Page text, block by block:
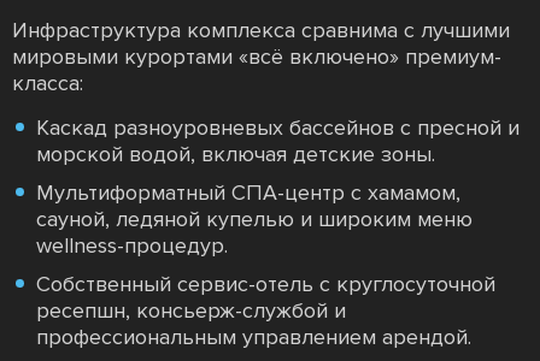
Инфраструктура комплекса сравнима с лучшими
мировыми курортами «всё включено» премиум-
класса:
Каскад разноуровневых бассейнов с пресной и
морской водой, включая детские зоны.
Мультиформатный СПА-центр с хамамом,
сауной, ледяной купелью и широким меню
wellness-процедур.
Собственный сервис-отель с круглосуточной
ресепшн, консьерж-службой и
профессиональным управлением арендой.